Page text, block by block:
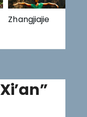
Zhangjiajie
Xi’an”